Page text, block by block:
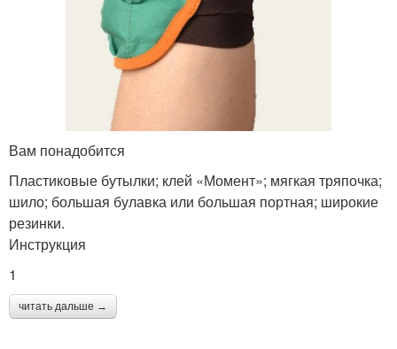
Вам понадобится
Пластиковые бутылки; клей «Момент»; мягкая тряпочка;
шило; большая булавка или большая портная; широкие
резинки.
Инструкция
1
читать дальше →